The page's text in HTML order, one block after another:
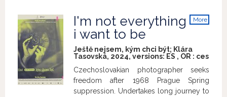
More
I'm not everything
i want to be
Ještě nejsem, kým chci být; Klára
Tasovská, 2024, versions: ES , OR : ces
Czechoslovakian photographer seeks
freedom after 1968 Prague Spring
suppression. Undertakes long journey to